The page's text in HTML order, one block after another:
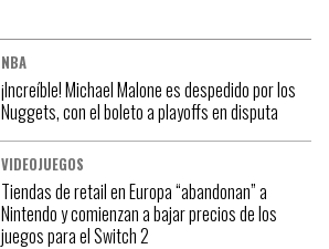
NBA
¡Increíble! Michael Malone es despedido por los
Nuggets, con el boleto a playoffs en disputa
VIDEOJUEGOS
Tiendas de retail en Europa “abandonan” a
Nintendo y comienzan a bajar precios de los
juegos para el Switch 2